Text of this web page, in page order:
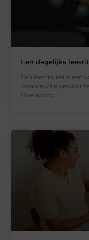
Een dagelijks
Een leesritueel is een
waardevolle
Elke avond